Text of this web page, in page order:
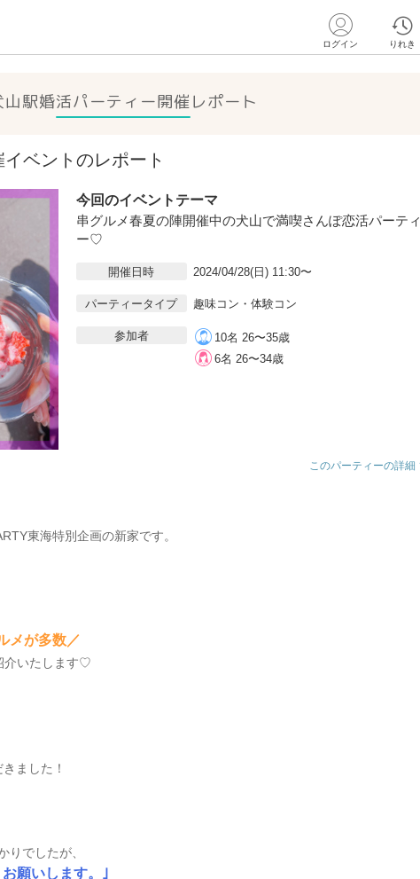
ログイン りれき
山駅婚活パーティー開催レポート
ベントのレポート
今回のイベントテーマ
串グルメ春夏の陣開催中の犬山で満喫さんぽ恋活パーティ
ー♡
開催日時 2024/04/28(日) 11:30〜
パーティータイプ 趣味コン・体験コン
参加者
10名 26〜35歳
6名 26〜34歳
このパーティーの詳細
東海特別企画の新家です。
メが多数／
介いたします♡
ました！
りでしたが、
願いします。｣